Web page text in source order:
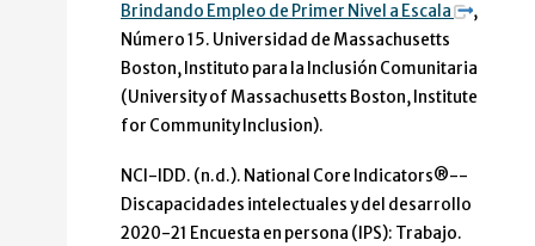
Brindando Empleo de Primer Nivel a Escala
,
Número 15. Universidad de Massachusetts
Boston, Instituto para la Inclusión Comunitaria
(University of Massachusetts Boston, Institute
for Community Inclusion).
NCI-IDD. (n.d.). National Core Indicators®--
Discapacidades intelectuales y del desarrollo
2020-21 Encuesta en persona (IPS): Trabajo.